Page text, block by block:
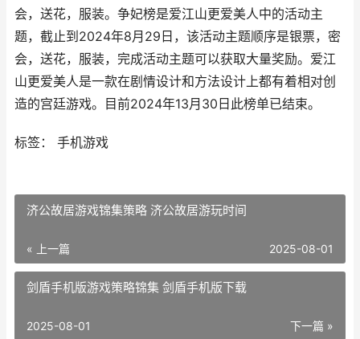
会，送花，服装。争妃榜是爱江山更爱美人中的活动主
题，截止到2024年8月29日，该活动主题顺序是银票，密
会，送花，服装，完成活动主题可以获取大量奖励。爱江
山更爱美人是一款在剧情设计和方法设计上都有着相对创
造的宫廷游戏。目前2024年13月30日此榜单已结束。
标签： 手机游戏
济公故居游戏锦集策略 济公故居游玩时间
« 上一篇 2025-08-01
剑盾手机版游戏策略锦集 剑盾手机版下载
下一篇 »
2025-08-01